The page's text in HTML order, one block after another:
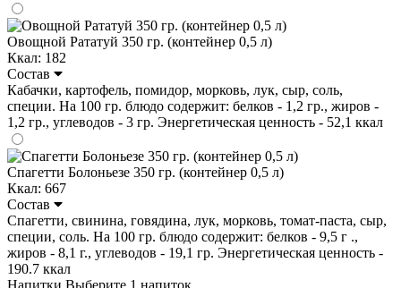
Овощной Рататуй 350 гр. (контейнер 0,5 л)
Ккал: 182
Состав
Кабачки, картофель, помидор, морковь, лук, сыр, соль,
специи. На 100 гр. блюдо содержит: белков - 1,2 гр., жиров -
1,2 гр., углеводов - 3 гр. Энергетическая ценность - 52,1 ккал
Спагетти Болоньезе 350 гр. (контейнер 0,5 л)
Ккал: 667
Состав
Спагетти, свинина, говядина, лук, морковь, томат-паста, сыр,
специи, соль. На 100 гр. блюдо содержит: белков - 9,5 г .,
жиров - 8,1 г., углеводов - 19,1 гр. Энергетическая ценность -
190.7 ккал
Напитки Выберите 1 напиток